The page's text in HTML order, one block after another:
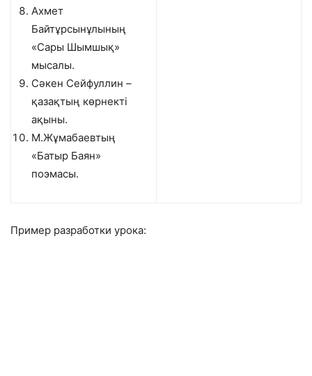
Ахмет
Байтұрсынұлының
«Сары Шымшық»
мысалы.
Сәкен Сейфуллин –
қазақтың көрнекті
ақыны.
М.Жұмабаевтың
«Батыр Баян»
поэмасы.
Пример разработки урока: